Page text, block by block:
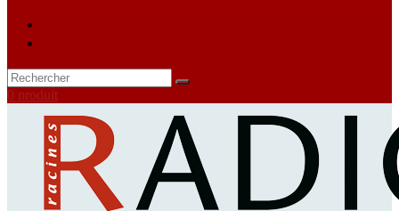
0 produit